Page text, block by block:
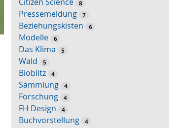
8
Pressemeldung 7
Beziehungskisten 6
Modelle 6
Das Klima 5
Wald 5
Bioblitz 4
Sammlung 4
Forschung 4
FH Design 4
Buchvorstellung 4